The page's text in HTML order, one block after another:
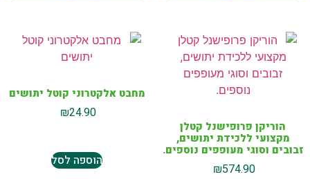
הוריקן פרופישנל קטלן
מקצועי ללכידת יתושים,
זבובים וסוגי מעופפים נוספים.
₪574.90
מחבט אלקטרוני קוטל יתושים
₪24.90
הוספה לסל